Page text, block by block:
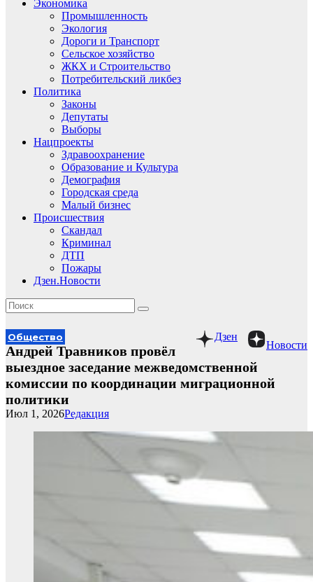
Экономика
Промышленность
Экология
Дороги и Транспорт
Сельское хозяйство
ЖКХ и Строительство
Потребительский ликбез
Политика
Законы
Депутаты
Выборы
Нацпроекты
Здравоохранение
Образование и Культура
Демография
Городская среда
Малый бизнес
Происшествия
Скандал
Криминал
ДТП
Пожары
Дзен.Новости
Новости
Дзен
Общество
Андрей Травников провёл
выездное заседание межведомственной
комиссии по координации миграционной
политики
Редакция
Июл 1, 2026